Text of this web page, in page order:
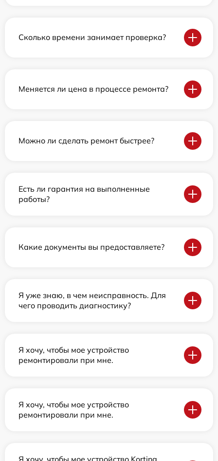
Сколько времени занимает проверка?
Меняется ли цена в процессе ремонта?
Можно ли сделать ремонт быстрее?
Есть ли гарантия на выполненные
работы?
Какие документы вы предоставляете?
Я уже знаю, в чем неисправность. Для
чего проводить диагностику?
Я хочу, чтобы мое устройство
ремонтировали при мне.
Я хочу, чтобы мое устройство
ремонтировали при мне.
Я хочу, чтобы мое устройство Korting